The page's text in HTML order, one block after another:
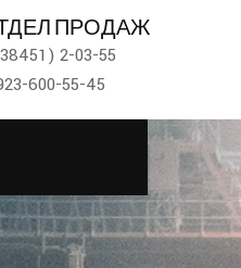
ПРОДАЖ
2-03-55
600-55-45